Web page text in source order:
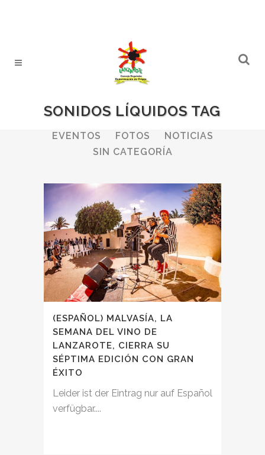
SONIDOS LÍQUIDOS TAG
ALL BODEGAS
BOLETINES
EVENTOS
FOTOS
NOTICIAS
SIN CATEGORÍA
(ESPAÑOL) MALVASÍA, LA
SEMANA DEL VINO DE
LANZAROTE, CIERRA SU
SÉPTIMA EDICIÓN CON GRAN
ÉXITO
Leider ist der Eintrag nur auf Español
verfügbar....